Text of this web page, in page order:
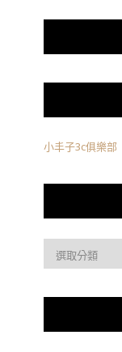
小丰子3c俱樂部